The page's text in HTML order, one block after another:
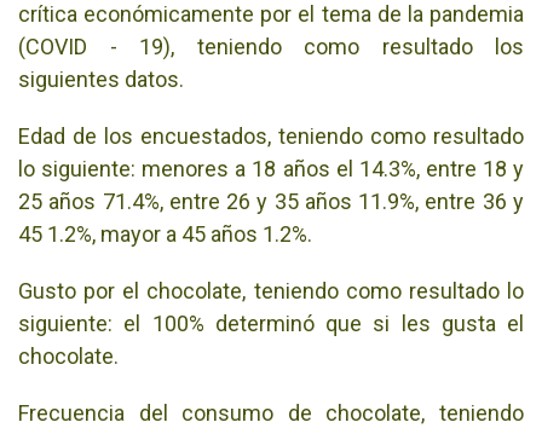
crítica económicamente por el tema de la pandemia
(COVID - 19), teniendo como resultado los
siguientes datos.
Edad de los encuestados, teniendo como resultado
lo siguiente: menores a 18 años el 14.3%, entre 18 y
25 años 71.4%, entre 26 y 35 años 11.9%, entre 36 y
45 1.2%, mayor a 45 años 1.2%.
Gusto por el chocolate, teniendo como resultado lo
siguiente: el 100% determinó que si les gusta el
chocolate.
Frecuencia del consumo de chocolate, teniendo